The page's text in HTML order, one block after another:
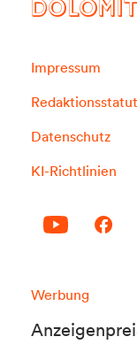
Impressum
Redaktionsstatut
Datenschutz
KI-Richtlinien
Werbung